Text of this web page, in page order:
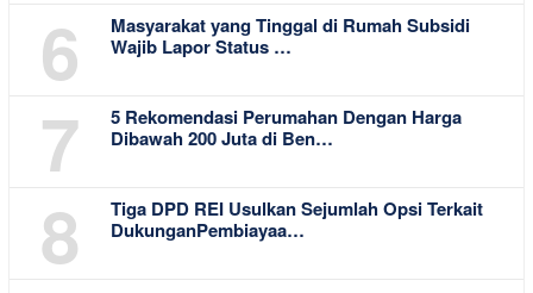
6
Masyarakat yang Tinggal di Rumah Subsidi
Wajib Lapor Status …
7
5 Rekomendasi Perumahan Dengan Harga
Dibawah 200 Juta di Ben…
8
Tiga DPD REI Usulkan Sejumlah Opsi Terkait
DukunganPembiayaa…